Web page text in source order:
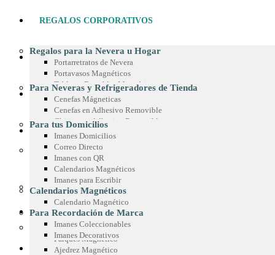
REGALOS CORPORATIVOS
Regalos para la Nevera u Hogar
Portarretratos de Nevera
Portavasos Magnéticos
Tableros Borrables Magnéticos
Multimagnets
Portamemos con Lápiz o Marcador
Recetarios Magnéticos
Adhesivos Decorativos
Imanes Coleccionables
Regalos para Oficina
Separadores de Libros
Calendario de Escritorio
Planeador de Escritorio
Tablero en Adhesivo para Pared
Sticker Personalizados
Mouse Pad
Juegos Promocionales
Parqués Magnético
Ajedrez Magnético
MATERIAL POP
Para Neveras y Refrigeradores de Tienda
Cenefas Mágneticas
Cenefas en Adhesivo Removible
Chispas en Adhesivo Removible
Marcos en Adhesivo Removible
Esquineros en Adhesivo Removible
Adhesivos para Exteriores
Cintas para Vitrinas
Adhesivos en Espejo
Para Góndolas
Chispas Magnéticas
Chispas Marca Precio
Cenefas para Góndolas
IMANES PUBLICITARIOS
Para tus Domicilios
Imanes Domicilios
Correo Directo
Imanes con QR
Calendarios Magnéticos
Imanes para Escribir
Calendarios Magnéticos
Calendario Magnético
Para Recordación de Marca
Imanes Coleccionables
Imanes Decorativos
PRODUCTOS EN MICROFIBRA
Paño de Microfibra
Toalla de Microfibra
Estuche de Microfibra
Stickers en Microfibra
CONOCE SIMETRÍA
COTIZA TU IDEA